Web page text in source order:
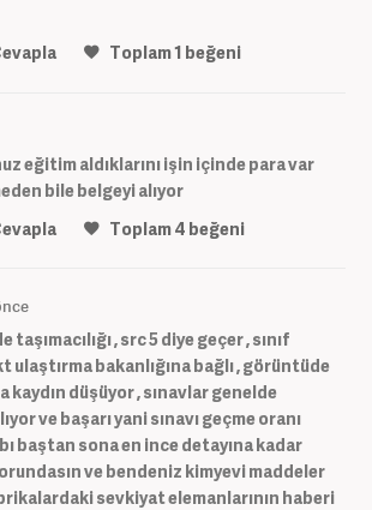
Toplam1 beğeni
eğitim aldıklarını işin içinde para var
bile belgeyi alıyor
Toplam4 beğeni
, src 5 diye geçer , sınıf
ulaştırma bakanlığına bağlı , görüntüde
kaydın düşüyor , sınavlar genelde
ve başarı yani sınavı geçme oranı
baştan sona en ince detayına kadar
ve bendeniz kimyevi maddeler
sevkiyat elemanlarının haberi